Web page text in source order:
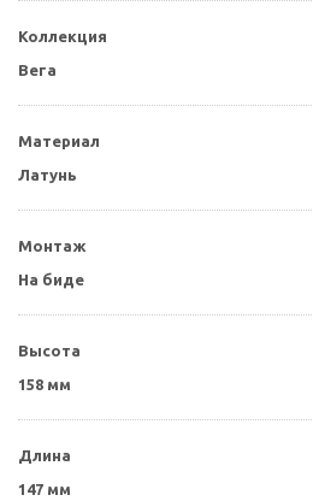
Коллекция
Вега
Материал
Латунь
Монтаж
На биде
Высота
158 мм
Длина
147 мм